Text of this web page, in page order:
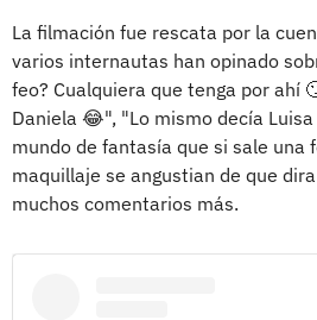
La filmación fue rescata por la
varios internautas han opinado
feo? Cualquiera que tenga por ahí
Daniela 😂", "Lo mismo decía
mundo de fantasía que si sale una
maquillaje se angustian de que dira
muchos comentarios más.